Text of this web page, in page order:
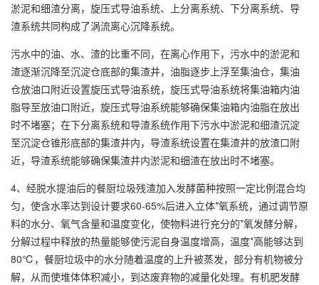
淤泥和细渣分离，旋压式导油系统、上分离系统、下分离系统、导
渣系统共同构成了涡流离心沉降系统。
污水中的油、水、渣的比重不同，在离心作用下，污水中的淤泥和
渣逐渐沉降至沉淀仓底部的集渣井，油脂逐步上浮至集油仓，集油
仓放油口附近设置旋压式导油系统，旋压式导油系统将集油箱内油
脂导至放油口附近，旋压式导油系统能够确保集油箱内油脂在放出
时不堵塞；在下分离系统和导渣系统作用下污水中淤泥和细渣沉淀
至沉淀仓锥形底部的集渣井内，导渣系统设置在集渣井的放渣口附
近，导渣系统能够确保集渣井内淤泥和细渣在放出时不堵塞。
4、经脱水提油后的餐厨垃圾残渣加入发酵菌种按照一定比例混合均
匀，使含水率达到设计要求60-65%后进入立体*氧系统，通过调节原
料的水分、氧气含量和温度变化，使物料进行充分的*氧发酵分解，
分解过程中释放的热量能够使污泥自身温度增高，温度*高能够达到
80℃，餐厨垃圾中的水分随着温度的上升被蒸发，部分有机物被分
解，从而使堆体体积减小，到达废弃物的减量化处理。有机肥发酵